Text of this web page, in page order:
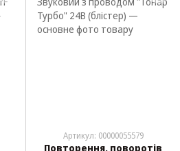
Артикул: 00000055579
Повторення. поворотів